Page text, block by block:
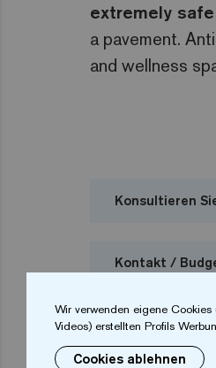
extremely
a pavement.
and wellness
Konsultieren
Kontakt /
Wir verwenden eigene
Videos) erstellten Profils
Cookies ablehnen